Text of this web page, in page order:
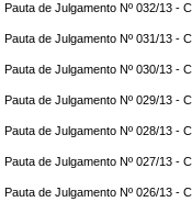
Pauta de Julgamento Nº 032/13 -
Pauta de Julgamento Nº 031/13 -
Pauta de Julgamento Nº 030/13 -
Pauta de Julgamento Nº 029/13 -
Pauta de Julgamento Nº 028/13 -
Pauta de Julgamento Nº 027/13 -
Pauta de Julgamento Nº 026/13 -